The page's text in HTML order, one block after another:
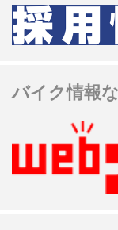
バイク情報